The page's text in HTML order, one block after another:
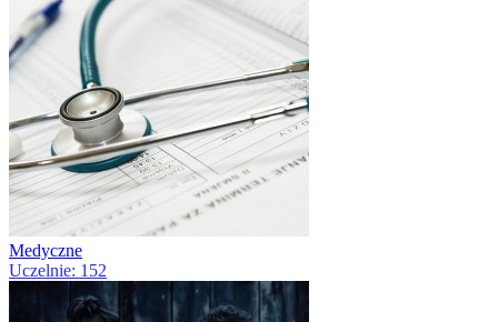
Medyczne
Uczelnie: 152